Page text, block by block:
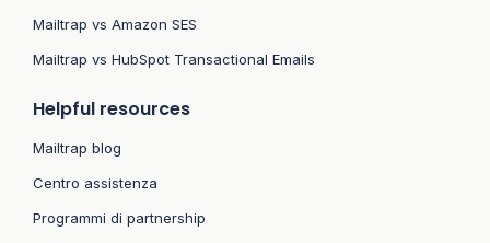
Mailtrap vs Amazon SES
Mailtrap vs HubSpot Transactional Emails
Helpful resources
Mailtrap blog
Centro assistenza
Programmi di partnership